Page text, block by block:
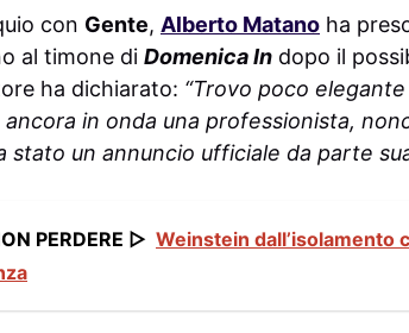
con Gente, Alberto Matano ha
al timone di Domenica In dopo il
ha dichiarato: “Trovo poco
in onda una professionista,
stato un annuncio ufficiale da parte
PERDERE ▷ Weinstein dall’isolamento